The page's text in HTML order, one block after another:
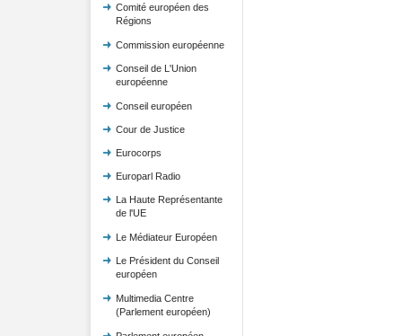
Comité européen des
Régions
Commission européenne
Conseil de L'Union
européenne
Conseil européen
Cour de Justice
Eurocorps
Europarl Radio
La Haute Représentante
de l'UE
Le Médiateur Européen
Le Président du Conseil
européen
Multimedia Centre
(Parlement européen)